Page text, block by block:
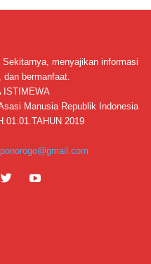
menyajikan informasi
dan bermanfaat.
ISTIMEWA
Manusia Republik Indonesia
2019